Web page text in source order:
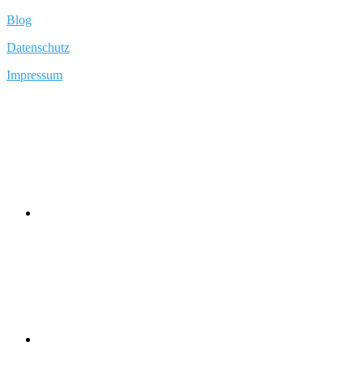
Blog
Datenschutz
Impressum